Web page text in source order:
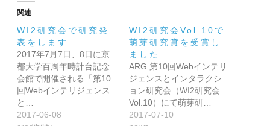
関連
WI2研究会で研究発
表をします
2017年7月7日、8日に京
都大学百周年時計台記念
会館で開催される「第10
回Webインテリジェンス
と…
2017-06-08
WI2研究会Vol.10で
萌芽研究賞を受賞し
ました
ARG 第10回Webインテリ
ジェンスとインタラクシ
ョン研究会（WI2研究会
Vol.10）にて萌芽研…
2017-07-10